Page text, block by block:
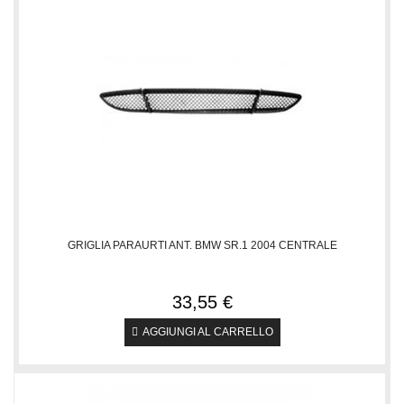
GRIGLIA PARAURTI ANT. BMW SR.1 2004 CENTRALE
33,55 €
AGGIUNGI AL CARRELLO